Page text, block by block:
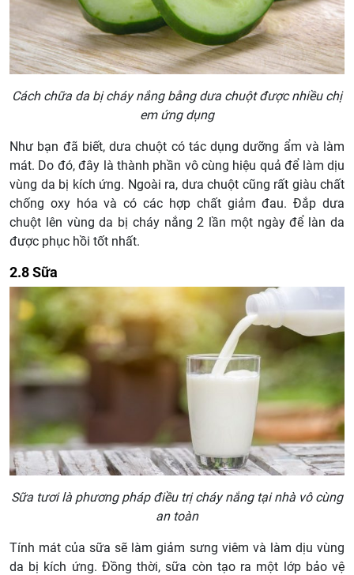
Cách chữa da bị cháy nắng bằng dưa chuột được nhiều chị
em ứng dụng
Như bạn đã biết, dưa chuột có tác dụng dưỡng ẩm và làm
mát. Do đó, đây là thành phần vô cùng hiệu quả để làm dịu
vùng da bị kích ứng. Ngoài ra, dưa chuột cũng rất giàu chất
chống oxy hóa và có các hợp chất giảm đau. Đắp dưa
chuột lên vùng da bị cháy nắng 2 lần một ngày để làn da
được phục hồi tốt nhất.
2.8 Sữa
Sữa tươi là phương pháp điều trị cháy nắng tại nhà vô cùng
an toàn
Tính mát của sữa sẽ làm giảm sưng viêm và làm dịu vùng
da bị kích ứng. Đồng thời, sữa còn tạo ra một lớp bảo vệ